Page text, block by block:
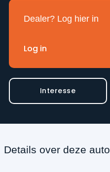
Dealer? Log hier in
Log in
Interesse
Details over deze auto